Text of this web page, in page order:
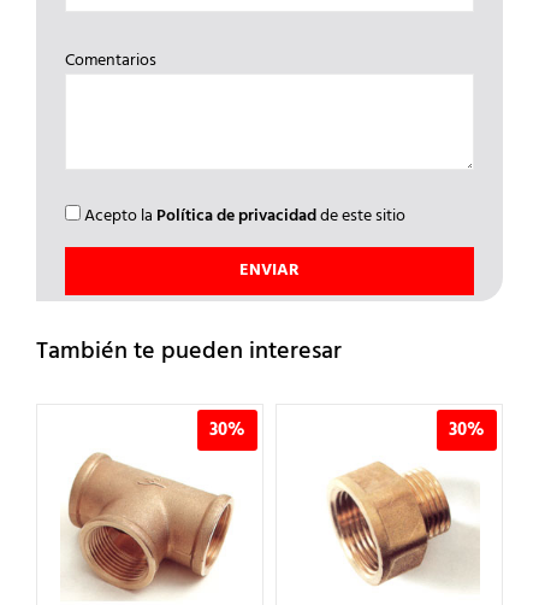
Comentarios
Acepto la Política de privacidadde este sitio
También te pueden interesar
30% 30%